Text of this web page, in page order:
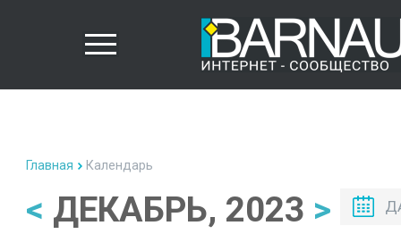
Главная Календарь
< ДЕКАБРЬ, 2023 >